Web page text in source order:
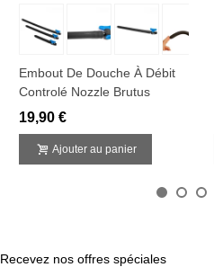
Embout De Douche À Débit
Controlé Nozzle Brutus
19,90 €
Ajouter au panier
Recevez nos offres spéciales